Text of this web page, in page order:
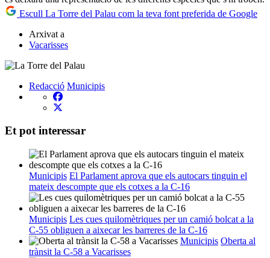
Escull La Torre del Palau com la teva font preferida de Google
Arxivat a
Vacarisses
Redacció Municipis
Et pot interessar
Municipis El Parlament aprova que els autocars tinguin el
mateix descompte que els cotxes a la C-16
Municipis Les cues quilomètriques per un camió bolcat a la
C-55 obliguen a aixecar les barreres de la C-16
Municipis Oberta al
trànsit la C-58 a Vacarisses